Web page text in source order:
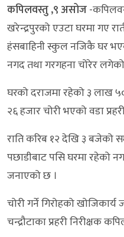
कपिलवस्तु ,९ असोज-
खरेन्द्रपुरको एउटा घरमा गए
हंसबाहिनी स्कुल नजिकै घर
नगद तथा गरगहना चोरेर
घरको दराजमा रहेको ३ लाख
२६ हजार चोरी भएको वडा
राति करिब १२ देखि ३ बजेको
पछाडीबाट पसि घरमा रहेको
जनाएको छ ।
चोरी गर्ने गिरोहको खोजिकार्य
चन्द्रौटाका प्रहरी निरीक्षक